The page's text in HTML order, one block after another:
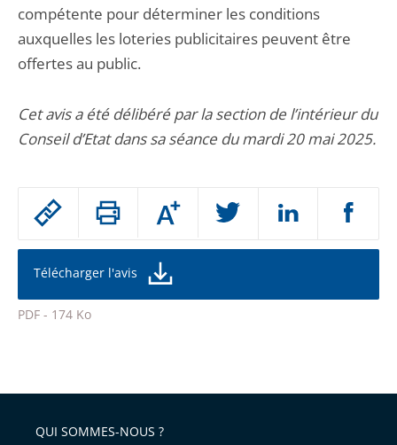
Passer
partage
de
l'article
pour
Augmenter
ou
la
de
la
police
Télécharger l'avis
PDF - 174 Ko
l'article
compétente pour déterminer les conditions
auxquelles les loteries publicitaires peuvent être
offertes au public.
Cet avis a été délibéré par la section de l’intérieur du
Conseil d’Etat dans sa séance du mardi 20 mai 2025.
QUI SOMMES-NOUS ?